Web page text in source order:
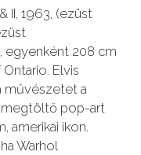
II, 1963, (ezüst
egyenként 208 cm
Elvis
művészetet a
megtöltő pop-art
amerikai ikon.
Warhol